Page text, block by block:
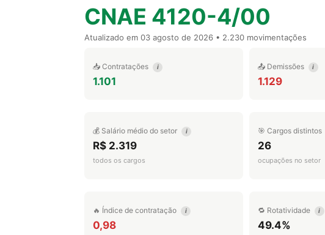
CNAE 4120-4/00
Atualizado em 03 agosto de 2026 • 2.230 movimentações
📥 Contratações i
1.101
📤 Demissões i
1.129
💰 Salário médio do setor i
R$ 2.319
todos os cargos
🎯 Cargos distintos
26
ocupações no setor
🔥 Índice de contratação i
0,98
🔁 Rotatividade i
49.4%